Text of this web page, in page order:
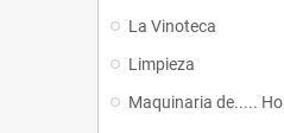
La Vinoteca
Limpieza
Maquinaria de.....